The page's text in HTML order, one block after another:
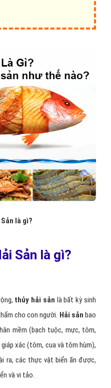
Sản là gì?
Sản là gì?
thủy hải sản là bất kỳ sinh
cho con người. Hải sản bao
mềm (bạch tuộc, mực, tôm,
xác (tôm, cua và tôm hùm),
ra, các thực vật biển ăn được,
và vi tảo.